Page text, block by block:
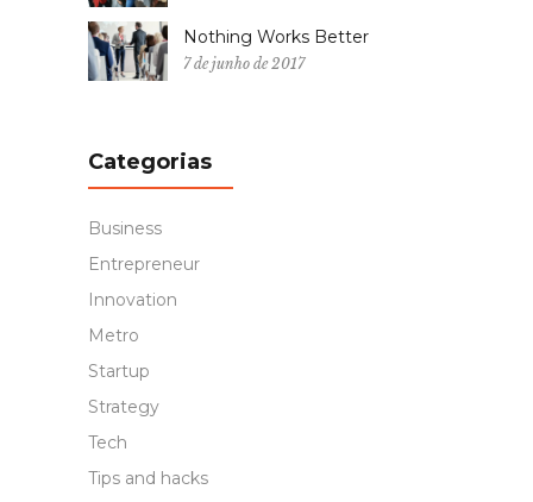
Nothing Works Better
7 de junho de 2017
Categorias
Business
Entrepreneur
Innovation
Metro
Startup
Strategy
Tech
Tips and hacks